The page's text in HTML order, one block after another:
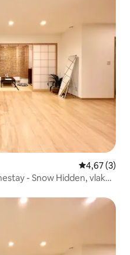
4,67 (3)
- Snow Hidden, vlakbij